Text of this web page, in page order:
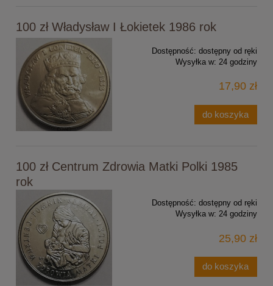
100 zł Władysław I Łokietek 1986 rok
Dostępność: dostępny od ręki
Wysyłka w: 24 godziny
17,90 zł
do koszyka
100 zł Centrum Zdrowia Matki Polki 1985
rok
Dostępność: dostępny od ręki
Wysyłka w: 24 godziny
25,90 zł
do koszyka